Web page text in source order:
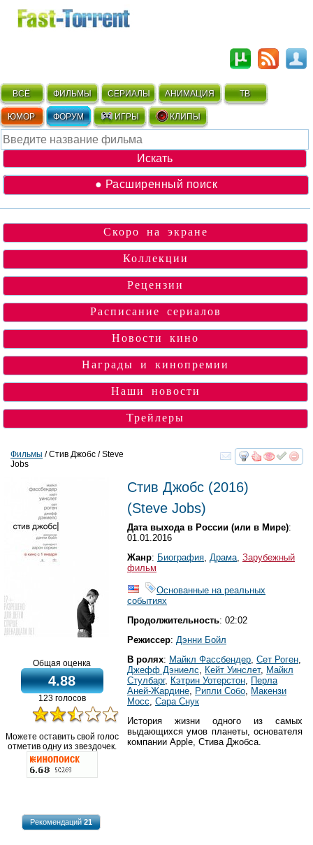
ВСЁ ФИЛЬМЫ СЕРИАЛЫ АНИМАЦИЯ ТВ
ЮМОР ФОРУМ ИГРЫ КЛИПЫ
● Расширенный поиск
Скоро на экране
Коллекции
Рецензии
Расписание сериалов
Новости кино
Награды и кинопремии
Наши новости
Трейлеры
смотреть
Фильмы / Стив Джобс / Steve
Jobs
Общая оценка
4.88
123 голосов
Можете оставить свой голос
отметив одну из звездочек.
Рекомендаций21
Стив Джобс (2016)
(Steve Jobs)
Дата выхода в России (или в Мире):
01.01.2016
Жанр: Биография Драма Зарубежный
фильм
Основанные на реальных
событиях
Продолжительность: 02:02
Режиссер: Дэнни Бойл
В ролях: Майкл Фассбендер Сет Роген
Джефф Дэниелс
Кейт Уинслет, Майкл
Стулбарг, Кэтрин Уотерстон
Перла
Аней-Жардине
Рипли Собо
Макензи
Мосс Сара Снук
История жизни одного из самых
выдающихся умов планеты, основателя
компании Apple, Стива Джобса.